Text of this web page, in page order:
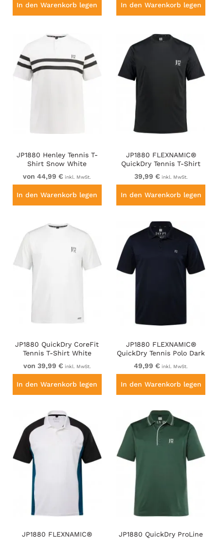
In den Warenkorb legen In den Warenkorb legen
JP1880 Henley Tennis T-
Shirt Snow White
von 44,99 € inkl. MwSt.
In den Warenkorb legen
JP1880 FLEXNAMIC®
QuickDry Tennis T-Shirt
Black
39,99 € inkl. MwSt.
In den Warenkorb legen
JP1880 QuickDry CoreFit
Tennis T-Shirt White
von 39,99 € inkl. MwSt.
In den Warenkorb legen
JP1880 FLEXNAMIC®
QuickDry Tennis Polo Dark
Navy
49,99 € inkl. MwSt.
In den Warenkorb legen
JP1880 FLEXNAMIC®
JP1880 QuickDry ProLine